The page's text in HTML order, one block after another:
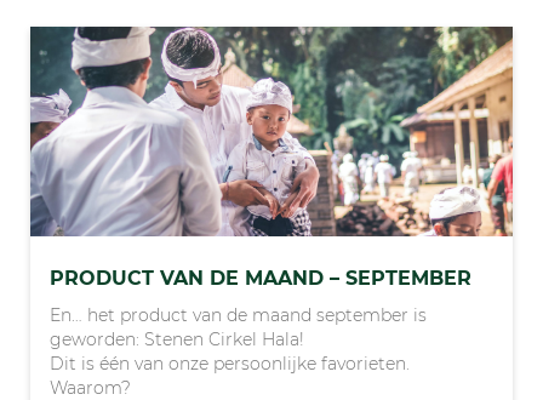
PRODUCT VAN DE MAAND – SEPTEMBER
En… het product van de maand september is
geworden: Stenen Cirkel Hala!
Dit is één van onze persoonlijke favorieten.
Waarom?